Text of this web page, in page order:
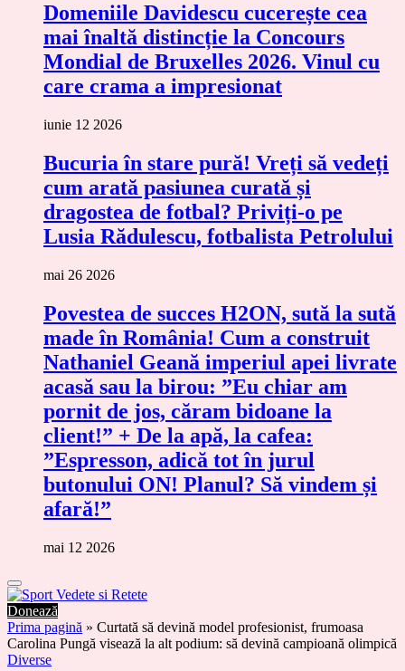
Domeniile Davidescu cucerește cea
mai înaltă distincție la Concours
Mondial de Bruxelles 2026. Vinul cu
care crama a impresionat
iunie 12 2026
Bucuria în stare pură! Vreți să vedeți
cum arată pasiunea curată și
dragostea de fotbal? Priviți-o pe
Lusia Rădulescu, fotbalista Petrolului
mai 26 2026
Povestea de succes H2ON, sută la sută
made în România! Cum a construit
Nathaniel Geană imperiul apei livrate
acasă sau la birou: ”Eu chiar am
pornit de jos, căram bidoane la
client!” + De la apă, la cafea:
”Espresson, adică tot în jurul
butonului ON! Planul? Să vindem și
afară!”
mai 12 2026
Donează
Prima pagină » Curtată să devină model profesionist, frumoasa
Carolina Pungă visează la alt podium: să devină campioană olimpică
Diverse